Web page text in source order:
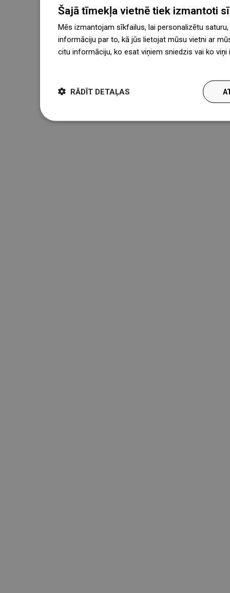
Šajā tīmekļa vietnē tiek izmantoti
Mēs izmantojam sīkfailus, lai personalizētu
informāciju par to, kā jūs lietojat mūsu vietni ar
citu informāciju, ko esat viņiem sniedzis vai ko
RĀDĪT DETAĻAS